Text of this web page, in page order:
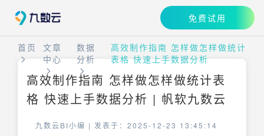
免费试用
首页
文章
中心
数据
分析
高效制作指南 怎样做怎样做统计
表格 快速上手数据分析
高效制作指南 怎样做怎样做统计表
格 快速上手数据分析 | 帆软九数云
九数云BI小编 | 发表于：2025-12-23 13:45:14